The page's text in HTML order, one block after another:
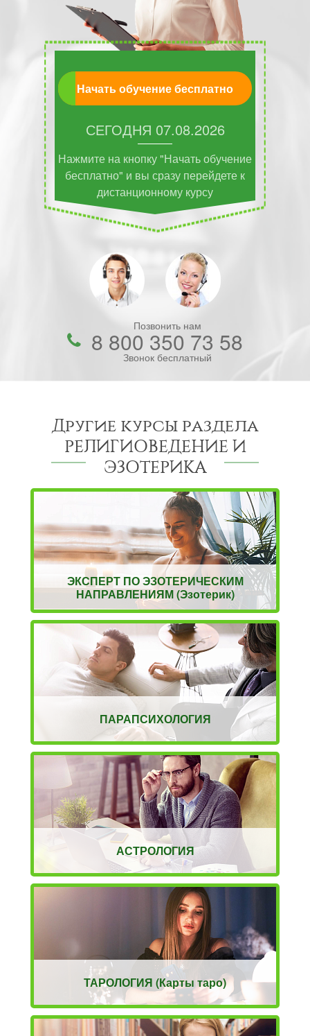
Начать обучение бесплатно
СЕГОДНЯ 07.08.2026
Нажмите на кнопку "Начать обучение
бесплатно" и вы сразу перейдете к
дистанционному курсу
Позвонить нам
8 800 350 73 58
Звонок бесплатный
Другие курсы раздела
РЕЛИГИОВЕДЕНИЕ И
ЭЗОТЕРИКА
ЭКСПЕРТ ПО ЭЗОТЕРИЧЕСКИМ
НАПРАВЛЕНИЯМ (Эзотерик)
ПАРАПСИХОЛОГИЯ
АСТРОЛОГИЯ
ТАРОЛОГИЯ (Карты таро)